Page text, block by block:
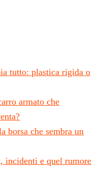
tutto: plastica rigida o
armato che
borsa che sembra un
incidenti e quel rumore